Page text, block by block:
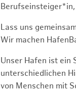
Lass uns
Wir machen
Unser Hafen ist ein
unterschiedlichen
von Menschen mit